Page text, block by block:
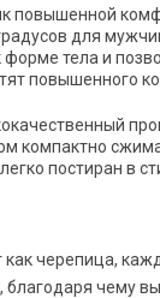
повышенной
для
тела и
повышенного
компактно
постиран в
как черепица,
чему